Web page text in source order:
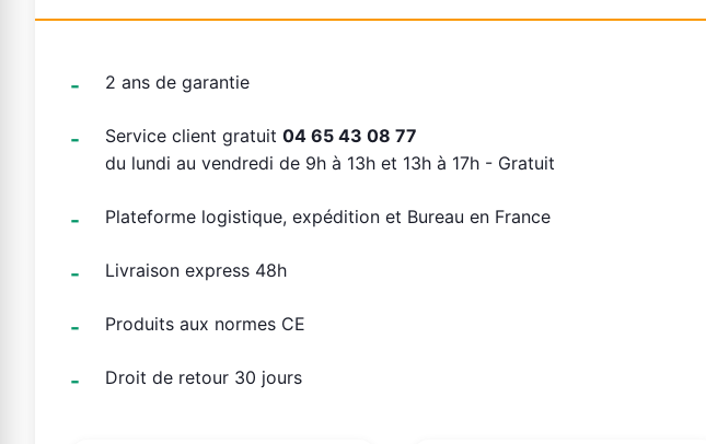
2 ans de garantie
Service client gratuit 04 65 43 08 77
du lundi au vendredi de 9h à 13h et 13h à 17h - Gratuit
Plateforme logistique, expédition et Bureau en France
Livraison express 48h
Produits aux normes CE
Droit de retour 30 jours